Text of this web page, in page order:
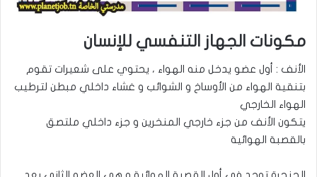
مكونات الجهاز التنفسي للإنسان
الأنف : أول عضو يدخل منه الهواء ، يحتوي على شعيرات تقوم
بتنقية الهواء من الأوساخ و الشوائب و غشاء داخلي مبطن لترطيب
الهواء الخارجي
يتكون الأنف من جزء خارجي المنخرين و جزء داخلي ملتصق
بالقصبة الهوائية